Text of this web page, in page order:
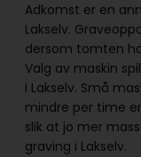
Adkomst er en
Lakselv.
dersom tomten
Valg av maskin
i Lakselv. Små
mindre per time
slik at jo mer
graving i Lakselv.